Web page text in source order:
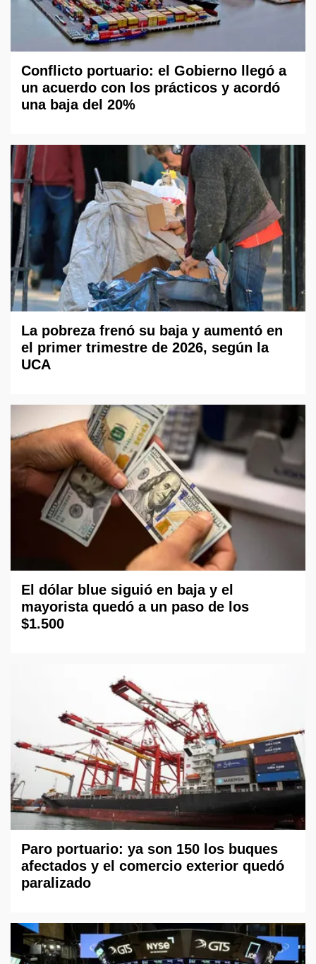
Conflicto portuario: el Gobierno llegó a
un acuerdo con los prácticos y acordó
una baja del 20%
La pobreza frenó su baja y aumentó en
el primer trimestre de 2026, según la
UCA
El dólar blue siguió en baja y el
mayorista quedó a un paso de los
$1.500
Paro portuario: ya son 150 los buques
afectados y el comercio exterior quedó
paralizado